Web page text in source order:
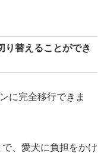
り替えることができ
に完全移行できま
、愛犬に負担をかけ